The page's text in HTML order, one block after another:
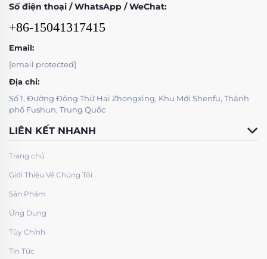
Số điện thoại / WhatsApp / WeChat:
+86-15041317415
Email:
[email protected]
Địa chỉ:
Số 1, Đường Đông Thứ Hai Zhongxing, Khu Mới Shenfu, Thành
phố Fushun, Trung Quốc
LIÊN KẾT NHANH
Trang chủ
Giới Thiệu Về Chúng Tôi
Sản Phẩm
Ứng Dụng
Tùy Chỉnh
Tin Tức